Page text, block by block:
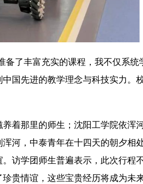
了丰富充实的课程，我不仅系统
国先进的教学理念与科技实力。
着那里的师生；沈阳工学院依浑
河，中泰青年在十四天的朝夕相
访学团师生普遍表示，此次行程
贵情谊，这些宝贵经历将成为未